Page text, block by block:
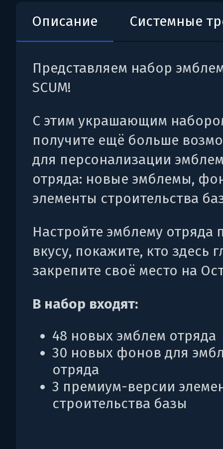
Описание Системные
Представляем набор
SCUM!
С этим украшающим
получите ещё больше
для персонализации
отряда: новые эмблемы,
элементы строительства
Настройте эмблему отряда
вкусу, покажите, кто здесь
закрепите своё место на
В набор входят:
48 новых эмблем отряда
30 новых фонов для
отряда
3 премиум-версии
строительства базы